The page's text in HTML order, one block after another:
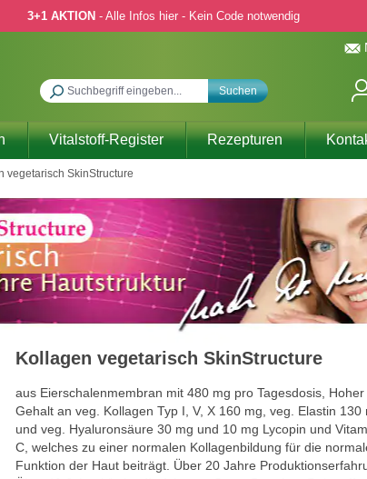
3+1 AKTION - Alle Infos hier - Kein Code notwendig
Suchen
Vitalstoff-Register Rezepturen
vegetarisch SkinStructure
Kollagen vegetarisch SkinStructure
aus Eierschalenmembran mit 480 mg pro Tagesdosis, Hoher
Gehalt an veg. Kollagen Typ I, V, X 160 mg, veg. Elastin 130
und veg. Hyaluronsäure 30 mg und 10 mg Lycopin und
C, welches zu einer normalen Kollagenbildung für die
Funktion der Haut beiträgt. Über 20 Jahre